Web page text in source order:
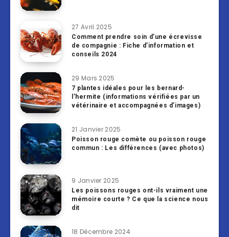
27 Avril 2025
Comment prendre soin d’une écrevisse
de compagnie : Fiche d’information et
conseils 2024
29 Mars 2025
7 plantes idéales pour les bernard-
l’hermite (informations vérifiées par un
vétérinaire et accompagnées d’images)
21 Janvier 2025
Poisson rouge comète ou poisson rouge
commun : Les différences (avec photos)
9 Janvier 2025
Les poissons rouges ont-ils vraiment une
mémoire courte ? Ce que la science nous
dit
18 Décembre 2024